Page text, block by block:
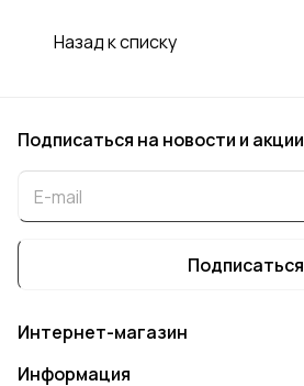
Назад к списку
Подписаться на новости и акции
Подписаться
Интернет-магазин
Информация